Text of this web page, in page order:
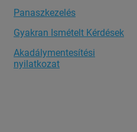
Panaszkezelés
Gyakran Ismételt Kérdések
Akadálymentesítési
nyilatkozat